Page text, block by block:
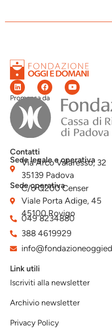
Promossa da
Contatti
Sede legale e operativa
Via Arco Valaresso, 32
35139 Padova
Sede operativa
C/o Q200 Censer
Viale Porta Adige, 45
45100 Rovigo
049 8234880
388 4619929
Link utili
Iscriviti alla newsletter
Archivio newsletter
Privacy Policy